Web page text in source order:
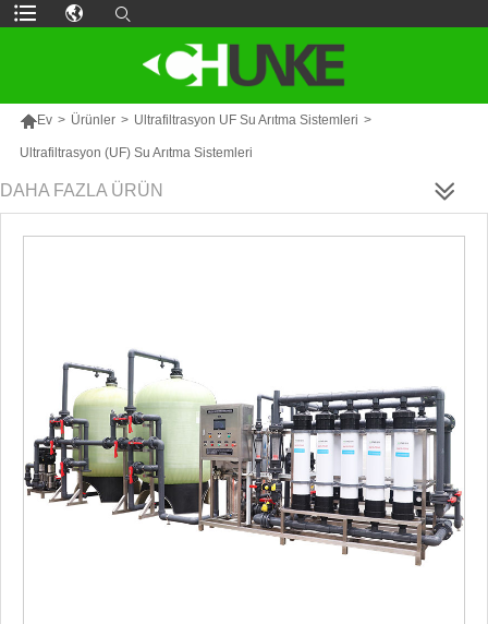
Ev > Ürünler > Ultrafiltrasyon UF Su Arıtma Sistemleri >
Ultrafiltrasyon (UF) Su Arıtma Sistemleri
DAHA FAZLA ÜRÜN